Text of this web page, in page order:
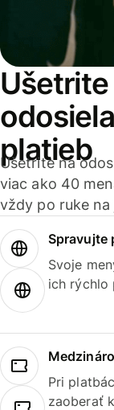
platieb
Ušetrite na
viac ako 40
vždy po ruke
Spravujte
Svoje
ich rýchlo
Pri
zaoberať